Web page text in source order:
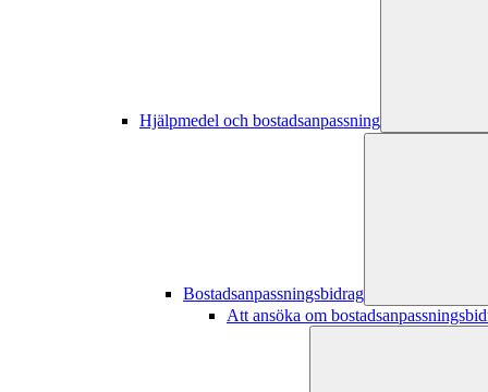
Hjälpmedel och bostadsanpassning
Bostadsanpassningsbidrag
Att ansöka om